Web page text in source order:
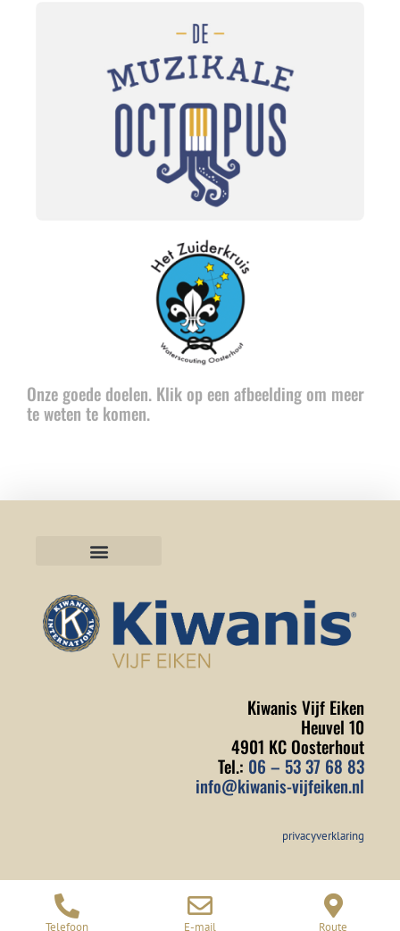
Onze goede doelen. Klik op een afbeelding om meer
te weten te komen.
Kiwanis Vijf Eiken
Heuvel 10
4901 KC Oosterhout
Tel.: 06 – 53 37 68 83
info@kiwanis-vijfeiken.nl
privacyverklaring
Telefoon E-mail Route